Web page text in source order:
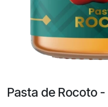
Pasta de Rocoto